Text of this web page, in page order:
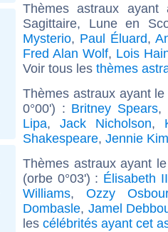
Thèmes astraux
Sagittaire, Lune en
Mysterio, Paul Éluard,
Fred Alan Wolf, Lois
Voir tous les thèmes
Thèmes astraux ayant
0°00') : Britney Spears,
Lipa,Jack Nicholson,
Shakespeare, Jennie Kim
Thèmes astraux ayant
(orbe 0°03') : Élisabeth
Williams,Ozzy
Dombasle, Jamel
les célébrités ayant cet